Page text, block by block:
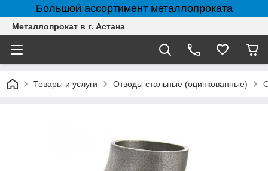
Большой ассортимент металлопроката
Металлопрокат в г. Астана
Товары и услуги Отводы стальные (оцинкованные)